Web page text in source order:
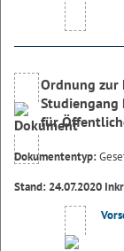
Ordnung zur
Studiengang
für
Dokumententyp:
Stand: 24.07.2020